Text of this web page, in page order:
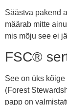
Säästva pakend
määrab mitte
mis mõju see ei
FSC®
See on üks
(Forest
papp on